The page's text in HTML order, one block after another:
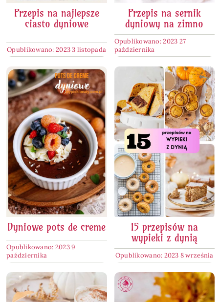
Przepis na najlepsze
ciasto dyniowe
Opublikowano: 2023 3 listopada
Przepis na sernik
dyniowy na zimno
Opublikowano: 2023 27
października
Dyniowe pots de creme
Opublikowano: 2023 9
października
15 przepisów na
wypieki z dynią
Opublikowano: 2023 8 września